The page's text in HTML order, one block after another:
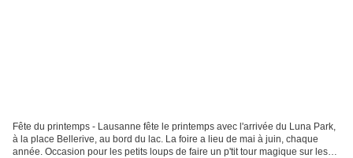
Fête du printemps - Lausanne fête le printemps avec l'arrivée du Luna Park,
à la place Bellerive, au bord du lac. La foire a lieu de mai à juin, chaque
année. Occasion pour les petits loups de faire un p'tit tour magique sur les